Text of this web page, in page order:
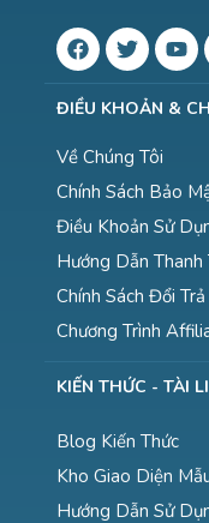
ĐIỀU KHOẢN &
Về Chúng Tôi
Chính Sách Bảo
Điều Khoản Sử
Hướng Dẫn Thanh
Chính Sách Đổi
Chương Trình
KIẾN THỨC - TÀI
Blog Kiến Thức
Kho Giao Diện
Hướng Dẫn Sử